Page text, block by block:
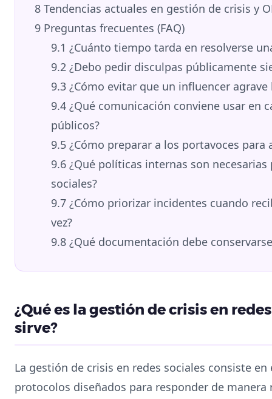
8 Tendencias actuales en gestión de crisis y
9 Preguntas frecuentes (FAQ)
9.1 ¿Cuánto tiempo tarda en resolverse
9.2 ¿Debo pedir disculpas públicamente
9.3 ¿Cómo evitar que un influencer agrave
9.4 ¿Qué comunicación conviene usar en
públicos?
9.5 ¿Cómo preparar a los portavoces
9.6 ¿Qué políticas internas son
sociales?
9.7 ¿Cómo priorizar incidentes cuando
vez?
9.8 ¿Qué documentación debe
¿Qué es la gestión de crisis en
sirve?
La gestión de crisis en redes sociales consiste
protocolos diseñados para responder de